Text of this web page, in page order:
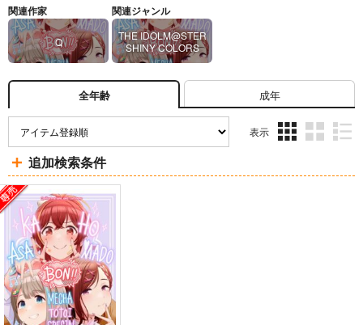
関連作家
Q
関連ジャンル
THE IDOLM@STER
SHINY COLORS
全年齢 成年
表示
ム
ム
ム
追加検索条件